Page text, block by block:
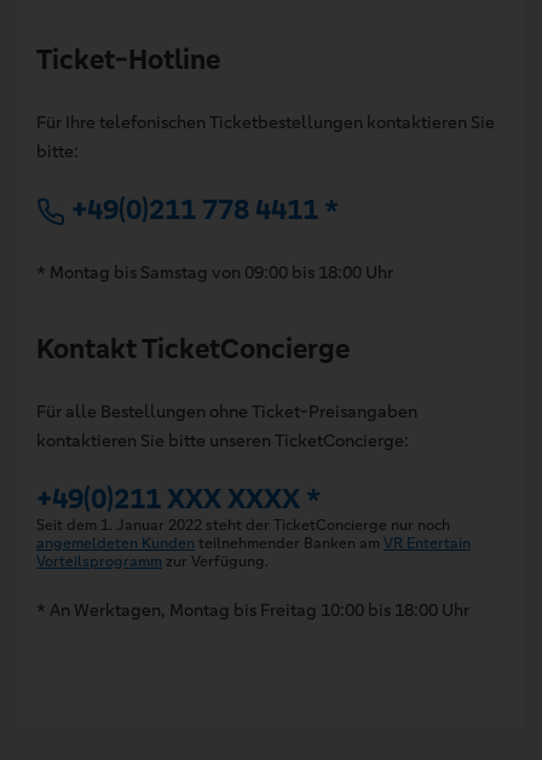
Ticket-Hotline
Für Ihre telefonischen Ticketbestellungen kontaktieren Sie
bitte:
+49(0)211 778 4411 *
* Montag bis Samstag von 09:00 bis 18:00 Uhr
Kontakt TicketConcierge
Für alle Bestellungen ohne Ticket-Preisangaben
kontaktieren Sie bitte unseren TicketConcierge:
+49(0)211 XXX XXXX *
Seit dem 1. Januar 2022 steht der TicketConcierge nur noch
angemeldeten Kunden teilnehmender Banken am VR Entertain
Vorteilsprogramm zur Verfügung.
* An Werktagen, Montag bis Freitag 10:00 bis 18:00 Uhr